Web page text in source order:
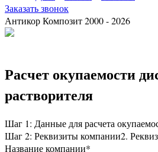
Заказать звонок
Антикор Композит 2000 - 2026
Расчет окупаемости
растворителя
Шаг 1: Данные для расчета
Шаг 2: Реквизиты компании2.
Название компании*